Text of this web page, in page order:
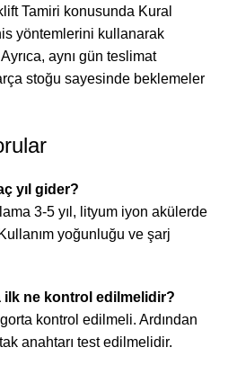
Tamiri konusunda Kural
yöntemlerini kullanarak
aynı gün teslimat
stoğu sayesinde beklemeler
yıl gider?
3-5 yıl, lityum iyon akülerde
yoğunluğu ve şarj
ilk ne kontrol edilmelidir?
kontrol edilmeli. Ardından
anahtarı test edilmelidir.